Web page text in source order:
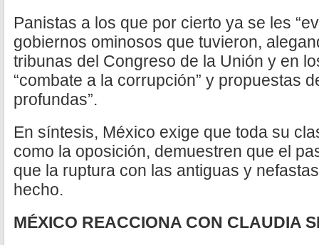
Panistas a los que por cierto ya se les
gobiernos ominosos que tuvieron,
tribunas del Congreso de la Unión y en
“combate a la corrupción” y propuestas
profundas”.
En síntesis, México exige que toda su
como la oposición, demuestren que el
que la ruptura con las antiguas y
hecho.
MÉXICO REACCIONA CON CLAUDIA